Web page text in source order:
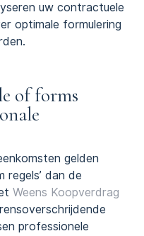
uw contractuele
optimale formulering
of forms
gelden
regels’ dan de
Weens Koopverdrag
professionele